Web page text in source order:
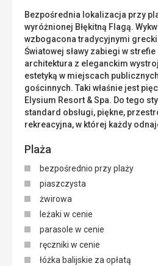
Bezpośrednia lokalizacja przy
wyróżnionej Błękitną Flagą.
wzbogacona tradycyjnymi
Światowej sławy zabiegi w
architektura z eleganckim
estetyką w miejscach
gościnnych. Taki właśnie jest
Elysium Resort & Spa. Do tego
standard obsługi, piękne,
rekreacyjna, w której każdy
Plaża
bezpośrednio przy plaży
piaszczysta
żwirowa
leżaki w cenie
parasole w cenie
ręczniki w cenie
łóżka balijskie za opłatą